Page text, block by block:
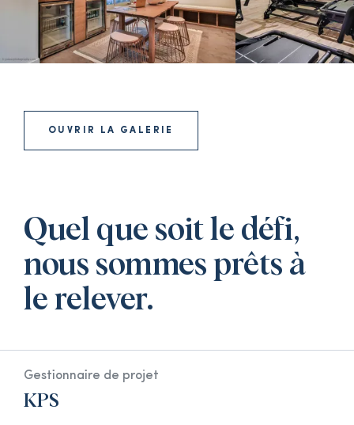
OUVRIR LA GALERIE
Quel que soit le défi,
nous sommes prêts à
le relever.
Gestionnaire de projet
KPS